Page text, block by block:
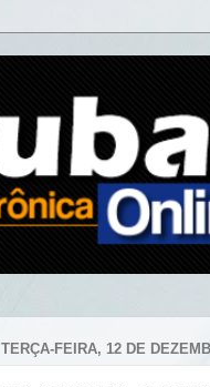
TERÇA-FEIRA, 12 DE